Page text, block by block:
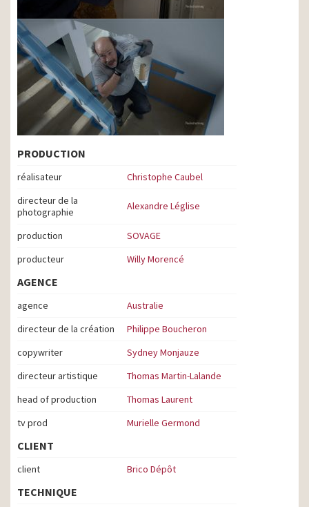
PRODUCTION
réalisateur
Christophe Caubel
directeur de la
photographie
Alexandre Léglise
production
SOVAGE
producteur
Willy Morencé
AGENCE
agence
Australie
directeur de la création
Philippe Boucheron
copywriter
Sydney Monjauze
directeur artistique
Thomas Martin-Lalande
head of production
Thomas Laurent
tv prod
Murielle Germond
CLIENT
client Brico Dépôt
TECHNIQUE